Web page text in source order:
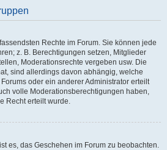
Rechte im Forum. Sie können jede
z. B. Berechtigungen setzen, Mitglieder
Moderationsrechte vergeben usw. Die
sind allerdings davon abhängig, welche
oder ein anderer Administrator erteilt
volle Moderationsberechtigungen haben,
Recht erteilt wurde.
es, das Geschehen im Forum zu beobachten.